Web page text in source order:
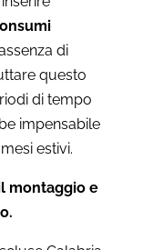
di
questo
di tempo
impensabile
estivi.
montaggio e